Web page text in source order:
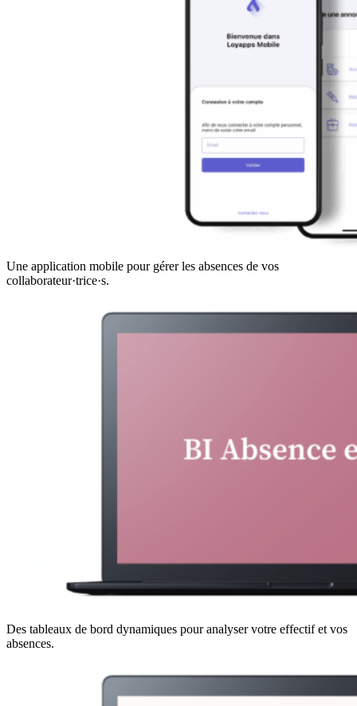
Une application mobile pour gérer les absences de vos
collaborateur·trice·s.
Des tableaux de bord dynamiques pour analyser votre effectif et vos
absences.